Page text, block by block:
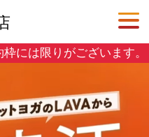
には限りがございます。